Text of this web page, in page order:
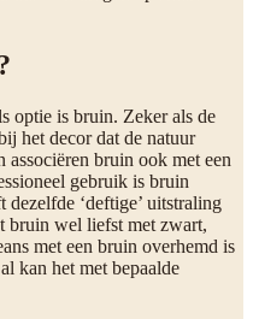
optie is bruin. Zeker als de
het decor dat de natuur
associëren bruin ook met een
gebruik is bruin
‘deftige’ uitstraling
bruin wel liefst met zwart,
met een bruin overhemd is
kan het met bepaalde